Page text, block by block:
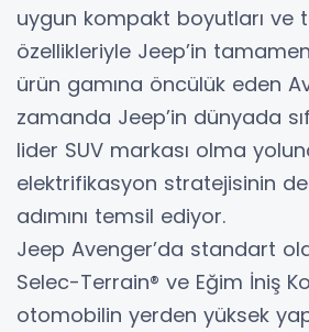
uygun kompakt boyutları ve
özellikleriyle Jeep’in
ürün gamına öncülük eden
zamanda Jeep’in dünyada
lider SUV markası olma
elektrifikasyon stratejisinin
adımını temsil ediyor.
Jeep Avenger’da standart
Selec-Terrain® ve Eğim İniş
otomobilin yerden yüksek